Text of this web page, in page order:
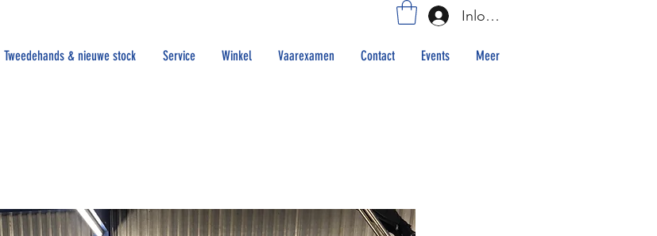
Inloggen
Tweedehands & nieuwe stock Service Winkel Vaarexamen Contact Events Meer